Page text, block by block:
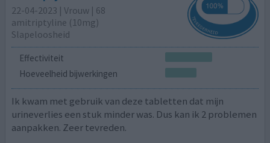
22-04-2023 | Vrouw | 68
amitriptyline (10mg)
Slapeloosheid
Effectiviteit
Hoeveelheid bijwerkingen
Ik kwam met gebruik van deze tabletten dat mijn
urineverlies een stuk minder was. Dus kan ik 2 problemen
aanpakken. Zeer tevreden.